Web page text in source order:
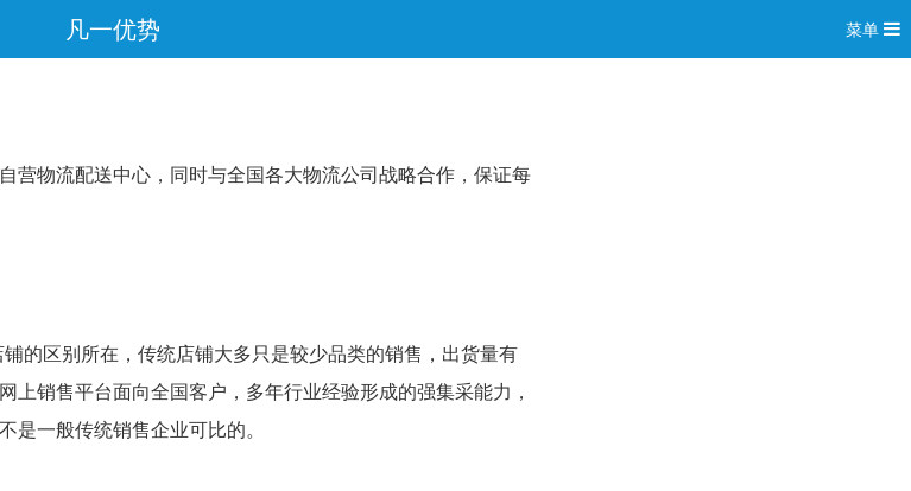
凡一优势 菜单
营物流配送中心，同时与全国各大物流公司战略合作，保证每
的区别所在，传统店铺大多只是较少品类的销售，出货量有
销售平台面向全国客户，多年行业经验形成的强集采能力，
一般传统销售企业可比的。